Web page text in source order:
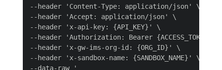
--header 'Content-Type: application/json' \
--header 'Accept: application/json' \
--header 'x-api-key: {API_KEY}' \
--header 'Authorization: Bearer {ACCESS_TOKEN}'
--header 'x-gw-ims-org-id: {ORG_ID}' \
--header 'x-sandbox-name: {SANDBOX_NAME}' \
--data-raw '